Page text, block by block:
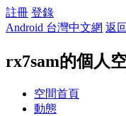
註冊 登錄
Android 台灣中文網 返
rx7sam的個人
空間首頁
動態